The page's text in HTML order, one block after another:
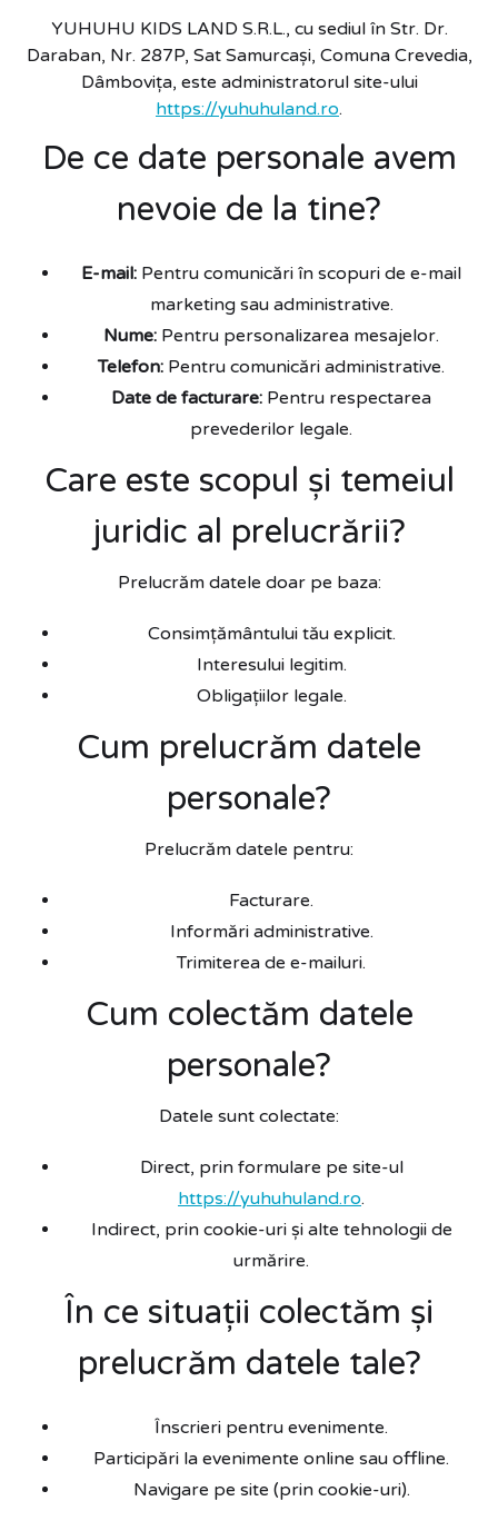
YUHUHU KIDS LAND S.R.L., cu sediul în Str. Dr.
Daraban, Nr. 287P, Sat Samurcași, Comuna Crevedia,
Dâmbovița, este administratorul site-ului
https://yuhuhuland.ro.
De ce date personale avem
nevoie de la tine?
E-mail: Pentru comunicări în scopuri de e-mail
marketing sau administrative.
Nume: Pentru personalizarea mesajelor.
Telefon: Pentru comunicări administrative.
Date de facturare: Pentru respectarea
prevederilor legale.
Care este scopul și temeiul
juridic al prelucrării?
Prelucrăm datele doar pe baza:
Consimțământului tău explicit.
Interesului legitim.
Obligațiilor legale.
Cum prelucrăm datele
personale?
Prelucrăm datele pentru:
Facturare.
Informări administrative.
Trimiterea de e-mailuri.
Cum colectăm datele
personale?
Datele sunt colectate:
Direct, prin formulare pe site-ul
https://yuhuhuland.ro.
Indirect, prin cookie-uri și alte tehnologii de
urmărire.
În ce situații colectăm și
prelucrăm datele tale?
Înscrieri pentru evenimente.
Participări la evenimente online sau offline.
Navigare pe site (prin cookie-uri).